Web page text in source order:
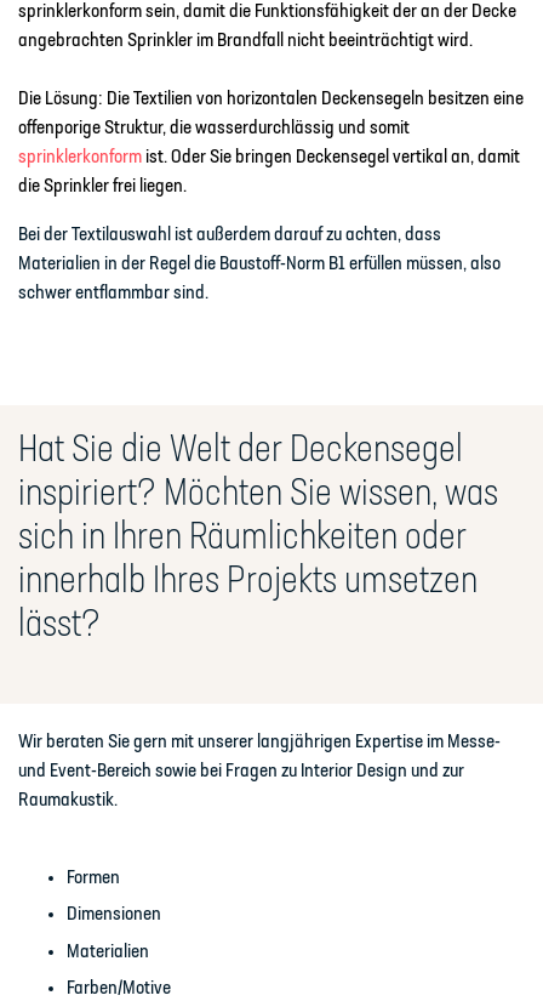
sprinklerkonform sein, damit die Funktionsfähigkeit der an der Decke
angebrachten Sprinkler im Brandfall nicht beeinträchtigt wird.
Die Lösung: Die Textilien von horizontalen Deckensegeln besitzen eine
offenporige Struktur, die wasserdurchlässig und somit
sprinklerkonform ist. Oder Sie bringen Deckensegel vertikal an, damit
die Sprinkler frei liegen.
Bei der Textilauswahl ist außerdem darauf zu achten, dass
Materialien in der Regel die Baustoff-Norm B1 erfüllen müssen, also
schwer entflammbar sind.
Hat Sie die Welt der Deckensegel
inspiriert? Möchten Sie wissen, was
sich in Ihren Räumlichkeiten oder
innerhalb Ihres Projekts umsetzen
lässt?
Wir beraten Sie gern mit unserer langjährigen Expertise im Messe-
und Event-Bereich sowie bei Fragen zu Interior Design und zur
Raumakustik.
Formen
Dimensionen
Materialien
Farben/Motive